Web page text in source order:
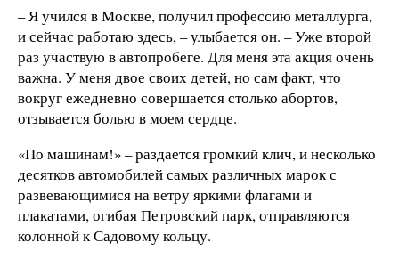
– Я учился в Москве, получил профессию металлурга,
и сейчас работаю здесь, – улыбается он. – Уже второй
раз участвую в автопробеге. Для меня эта акция очень
важна. У меня двое своих детей, но сам факт, что
вокруг ежедневно совершается столько абортов,
отзывается болью в моем сердце.
«По машинам!» – раздается громкий клич, и несколько
десятков автомобилей самых различных марок с
развевающимися на ветру яркими флагами и
плакатами, огибая Петровский парк, отправляются
колонной к Садовому кольцу.